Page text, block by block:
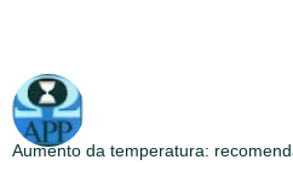
Aumento da temperatura: